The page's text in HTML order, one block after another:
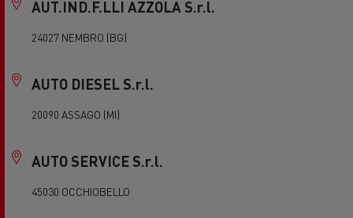
AUT.IND.F.LLI AZZOLA S.r.l.
24027 NEMBRO (BG)
AUTO DIESEL S.r.l.
20090 ASSAGO (MI)
AUTO SERVICE S.r.l.
45030 OCCHIOBELLO